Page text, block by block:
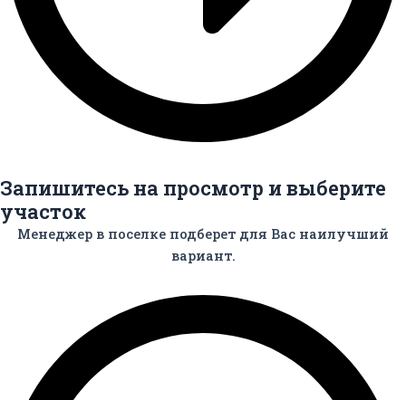
Запишитесь на просмотр и выберите
участок
Менеджер в поселке подберет для Вас наилучший
вариант.